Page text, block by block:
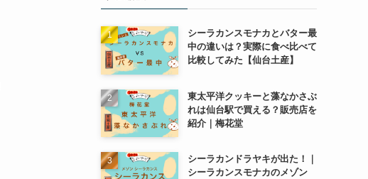
シーラカンスモナカとバター最
中の違いは？実際に食べ比べて
比較してみた【仙台土産】
東太平洋クッキーと藻なかさぶ
れは仙台駅で買える？販売店を
紹介｜梅花堂
シーラカンドラヤキが出た！｜
シーラカンスモナカのメゾン